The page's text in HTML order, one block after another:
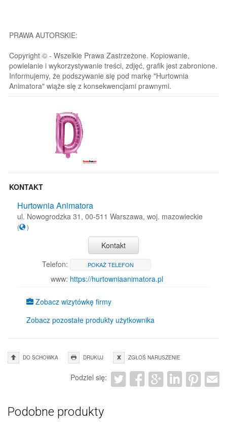
PRAWA AUTORSKIE:
Copyright © - Wszelkie Prawa Zastrzeżone. Kopiowanie,
powielanie i wykorzystywanie treści, zdjęć, grafik jest zabronione.
Informujemy, że podszywanie się pod markę "Hurtownia
Animatora" wiąże się z konsekwencjami prawnymi.
KONTAKT
Hurtownia Animatora
ul. Nowogrodzka 31, 00-511 Warszawa, woj. mazowieckie
( )
Kontakt
Telefon:
POKAŻ TELEFON
www: https://hurtowniaanimatora.pl
Zobacz wizytówkę firmy
Zobacz pozostałe produkty użytkownika
DO SCHOWKA DRUKUJ ZGŁOŚ NARUSZENIE
Podziel się:
Podobne produkty